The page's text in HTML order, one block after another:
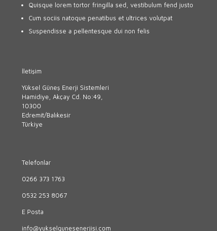
Quisque lorem tortor fringilla sed, vestibulum fend justo
Cum sociis natoque penatibus et ultrices volutpat
Suspendisse a pellentesque dui non felis
İletişim
Yüksel Güneş Enerji Sistemleri
Hamidiye, Akçay Cd. No:49,
10300
Edremit/Balıkesir
Türkiye
Telefonlar
0266 373 1763
0532 253 8067
E Posta
info@yukselgunesenerjisi.com